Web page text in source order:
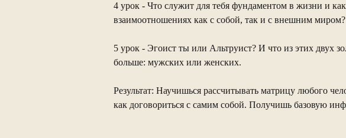
4 урок - Что служит для тебя фундаментом в жизни и
взаимоотношениях как с собой, так и с внешним миром?
5 урок - Эгоист ты или Альтруист? И что из этих двух
больше: мужских или женских.
Результат: Научишься рассчитывать матрицу любого
как договориться с самим собой. Получишь базовую